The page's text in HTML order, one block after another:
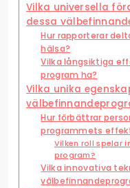
Vilka universella
dessa
Hur rapporterar
hälsa?
Vilka långsiktiga
program ha?
Vilka unika
Hur förbättrar
programmets
Vilken roll spelar
program?
Vilka innovativa